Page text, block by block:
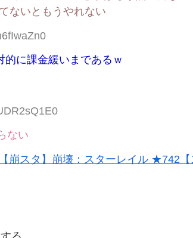
ないともうやれない
に課金緩いまであるｗ
ない
【崩スタ】崩壊：スターレイル ★742【